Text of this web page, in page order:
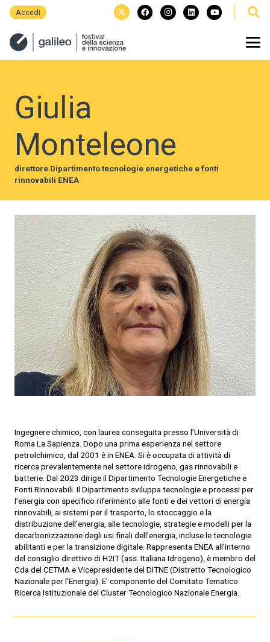
Accedi
Giulia
Monteleone
direttore Dipartimento tecnologie energetiche e fonti
rinnovabili ENEA
Ingegnere chimico, con laurea conseguita presso l’Università di
Roma La Sapienza. Dopo una prima esperienza nel settore
petrolchimico, dal 2001 è in ENEA. Si è occupata di attività di
ricerca prevalentemente nel settore idrogeno, gas rinnovabili e
batterie. Dal 2023 dirige il Dipartimento Tecnologie Energetiche e
Fonti Rinnovabili. Il Dipartimento sviluppa tecnologie e processi per
l’energia con specifico riferimento alle fonti e dei vettori di energia
rinnovabili, ai sistemi per il trasporto, lo stoccaggio e la
distribuzione dell’energia, alle tecnologie, strategie e modelli per la
decarbonizzazione degli usi finali dell’energia, incluse le tecnologie
abilitanti e per la transizione digitale. Rappresenta ENEA all’interno
del consiglio direttivo di H2IT (ass. Italiana Idrogeno), è membro del
Cda del CETMA e Vicepresidente del DITNE (Distretto Tecnologico
Nazionale per l’Energia). E’ componente del Comitato Tematico
Ricerca Istituzionale del Cluster Tecnologico Nazionale Energia.